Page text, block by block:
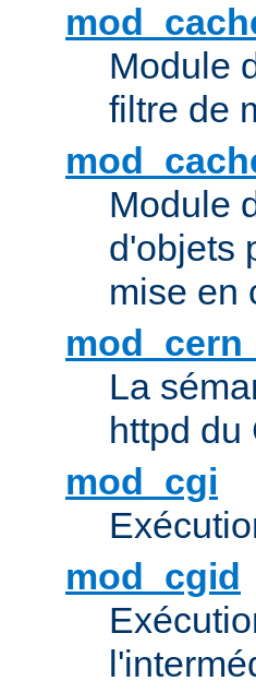
Module
filtre de
Module
d'objets
mise en
La
httpd du
mod_cgi
mod_cgid